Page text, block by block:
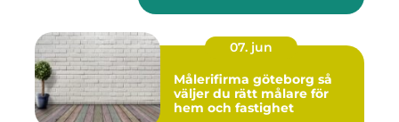
07. jun
Målerifirma göteborg så
väljer du rätt målare för
hem och fastighet